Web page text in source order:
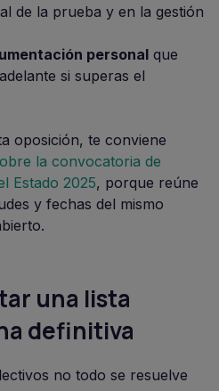
de la prueba y en la gestión
personal que
si superas el
oposición, te conviene
la convocatoria de
Estado 2025, porque reúne
y fechas del mismo
una lista
definitiva
no todo se resuelve